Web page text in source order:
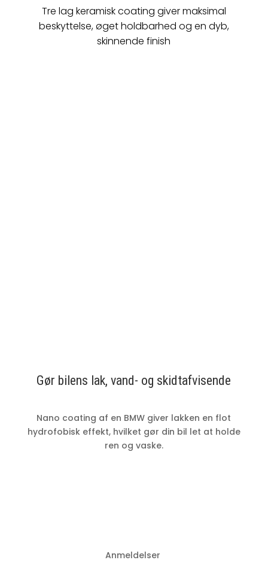
Tre lag keramisk coating giver maksimal
beskyttelse, øget holdbarhed og en dyb,
skinnende finish
Gør bilens lak, vand- og skidtafvisende
Nano coating af en BMW giver lakken en flot
hydrofobisk effekt, hvilket gør din bil let at holde
ren og vaske.
Anmeldelser